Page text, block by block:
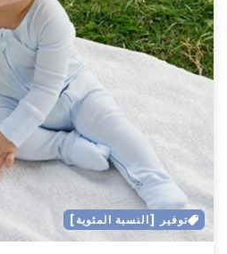
توفير [النسبة المئوية]